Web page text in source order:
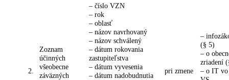
2.
Zoznam
účinných
všeobecne
záväzných
– číslo VZN
– rok
– oblasť
– názov navrhovaný
– názov schválený
– dátum rokovania
zastupiteľstva
– dátum vyvesenia
– dátum nadobudnutia
pri zmene
–
(§ 5)
– o
zriadení
– o IT vo